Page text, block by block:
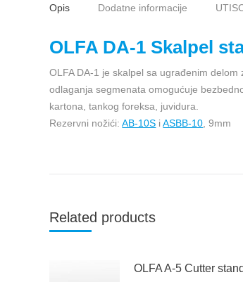
Opis Dodatne informacije
OLFA DA-1 Skalpel
OLFA DA-1 je skalpel sa ugrađenim
odlaganja segmenata omogućuje
kartona, tankog foreksa, juvidura.
Rezervni nožići:AB-10S iASBB-10, 9mm
Related products
OLFA A-5 Cutter